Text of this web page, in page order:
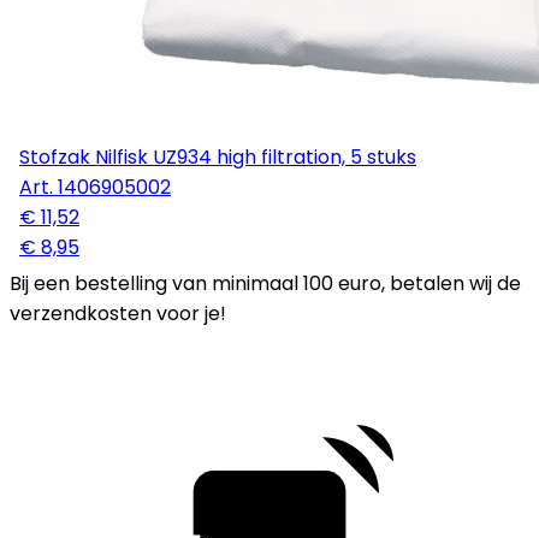
Bij een bestelling van minimaal 100 euro, betalen wij de
verzendkosten voor je!
Stofzak Nilfisk UZ934 high filtration, 5 stuks
Art. 1406905002
€ 11,52
€ 8,95